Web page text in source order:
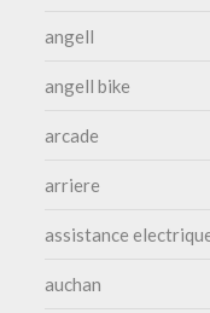
angell
angell bike
arcade
arriere
assistance
auchan